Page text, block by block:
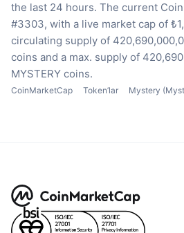
the last 24 hours. The current
#3303, with a live market cap of
circulating supply of
coins and a max. supply of
MYSTERY coins.
CoinMarketCap Token’lar Mystery